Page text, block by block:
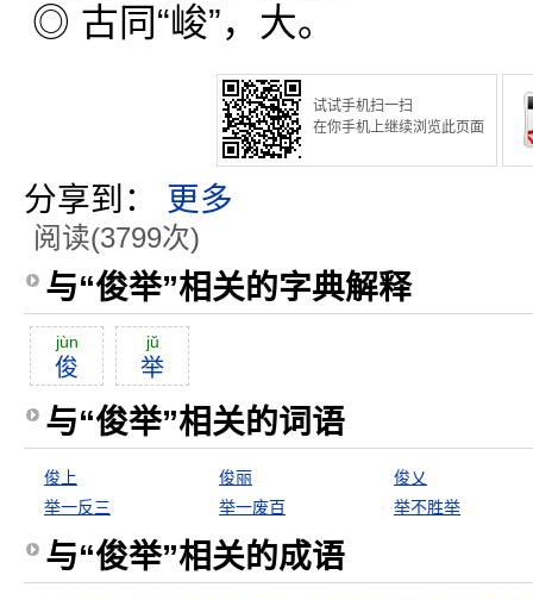
◎ 古同“峻”，大。
试试手机扫一扫
在你手机上继续浏览此页面
分享到： 更多
阅读(3799次)
与“俊举”相关的字典解释
jùn
俊
jŭ
举
与“俊举”相关的词语
俊上 俊丽
俊乂
举一反三
举一废百 举不胜举
与“俊举”相关的成语